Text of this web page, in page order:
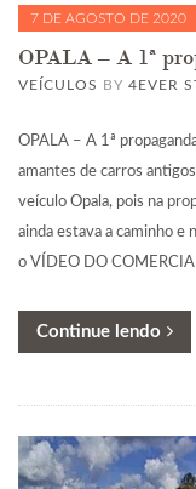
7 DE AGOSTO DE 2020
OPALA – A 1ª
VEÍCULOS BY 4EVER
OPALA – A 1ª
amantes de carros
veículo Opala, pois na
ainda estava a caminho e
o VÍDEO DO
Continue lendo